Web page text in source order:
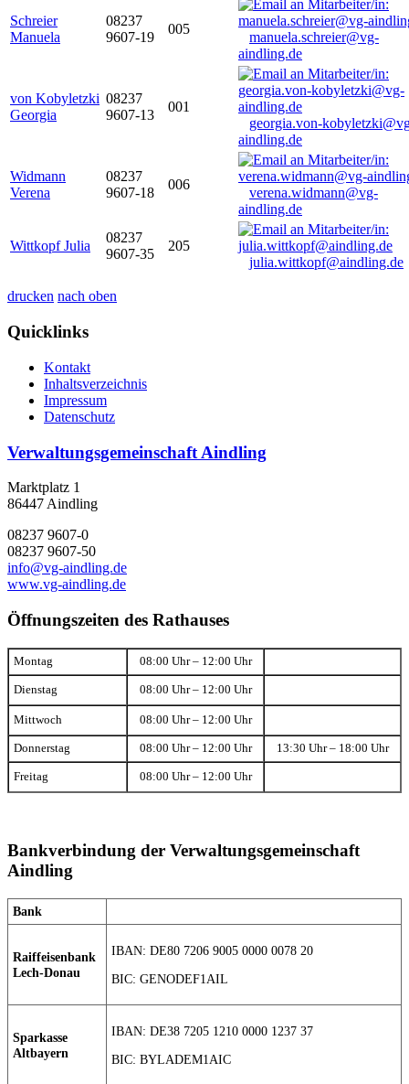
Schreier
Manuela
08237
9607-19
005
manuela.schreier@vg-
aindling.de
von Kobyletzki
Georgia
08237
9607-13
001
georgia.von-
aindling.de
Widmann
Verena
08237
9607-18
006
verena.widmann@vg-
aindling.de
Wittkopf Julia
08237
9607-35
205
julia.wittkopf@aindling.de
drucken nach oben
Quicklinks
Kontakt
Inhaltsverzeichnis
Impressum
Datenschutz
Verwaltungsgemeinschaft Aindling
Marktplatz 1
86447 Aindling
08237 9607-0
08237 9607-50
info@vg-aindling.de
www.vg-aindling.de
Öffnungszeiten des Rathauses
Montag 08:00 Uhr – 12:00 Uhr
Dienstag 08:00 Uhr – 12:00 Uhr
Mittwoch 08:00 Uhr – 12:00 Uhr
Donnerstag 08:00 Uhr – 12:00 Uhr 13:30 Uhr – 18:00 Uhr
Freitag 08:00 Uhr – 12:00 Uhr
Bankverbindung der Verwaltungsgemeinschaft
Aindling
Bank
Raiffeisenbank
Lech-Donau
IBAN: DE80 7206 9005 0000 0078 20
BIC: GENODEF1AIL
Sparkasse
Altbayern
IBAN: DE38 7205 1210 0000 1237 37
BIC: BYLADEM1AIC